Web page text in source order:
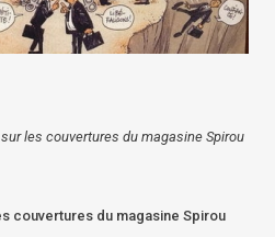
les couvertures du magasine Spirou
couvertures du magasine Spirou